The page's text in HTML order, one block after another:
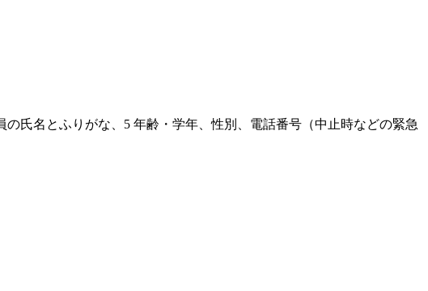
氏名とふりがな、5 年齢・学年、性別、電話番号（中止時などの緊急